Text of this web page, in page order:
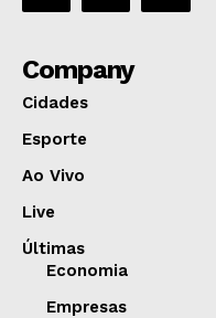
Company
Cidades
Esporte
Ao Vivo
Live
Últimas
Economia
Empresas